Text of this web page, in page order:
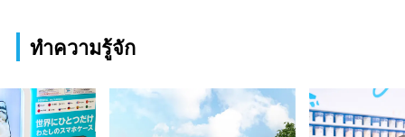
ทำความรู้จัก